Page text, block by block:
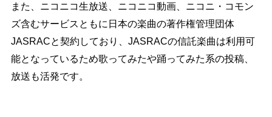
また、ニコニコ生放送、ニコニコ動画、ニコニ・コモン
ズ含むサービスともに日本の楽曲の著作権管理団体
JASRACと契約しており、JASRACの信託楽曲は利用可
能となっているため歌ってみたや踊ってみた系の投稿、
放送も活発です。